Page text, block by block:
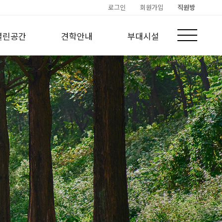
로그인 회원가입 직원방
공간 견학안내 부대시설